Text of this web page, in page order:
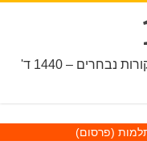
חדשות, מבזקי חדשות ומאמרים ממקורות נבחרים – 1440 ד'
(פרסום)